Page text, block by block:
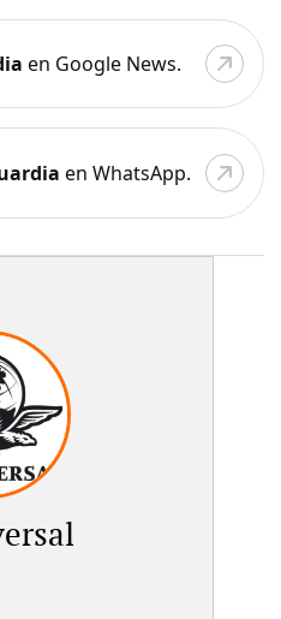
en Google News.
en WhatsApp.